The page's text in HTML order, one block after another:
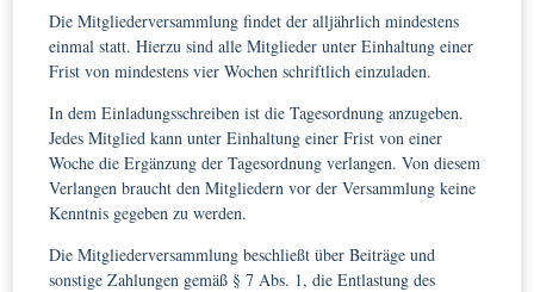
Die Mitgliederversammlung findet der alljährlich mindestens
einmal statt. Hierzu sind alle Mitglieder unter Einhaltung einer
Frist von mindestens vier Wochen schriftlich einzuladen.
In dem Einladungsschreiben ist die Tagesordnung anzugeben.
Jedes Mitglied kann unter Einhaltung einer Frist von einer
Woche die Ergänzung der Tagesordnung verlangen. Von diesem
Verlangen braucht den Mitgliedern vor der Versammlung keine
Kenntnis gegeben zu werden.
Die Mitgliederversammlung beschließt über Beiträge und
sonstige Zahlungen gemäß § 7 Abs. 1, die Entlastung des